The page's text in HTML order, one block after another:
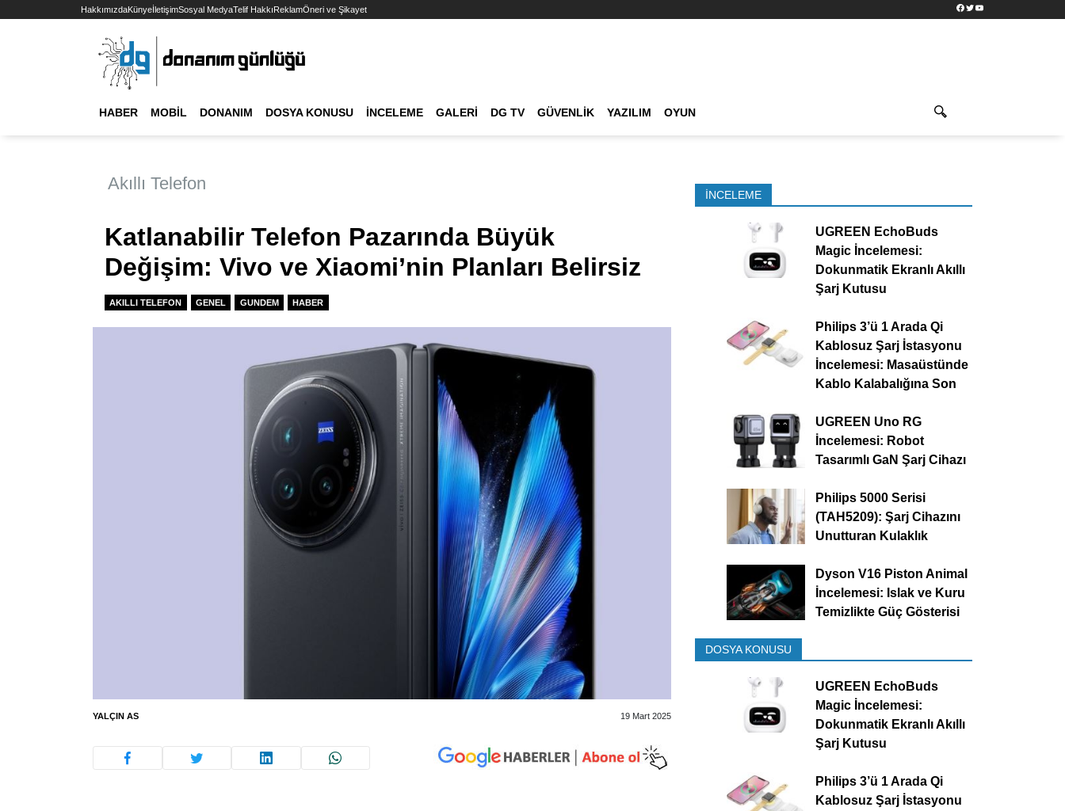
HakkımızdaKünyeİletişimSosyal MedyaTelif HakkıReklamÖneri ve Şikayet Facebook
TwitterYouTube
HABER MOBIL DONANIM DOSYA KONUSU İNCELEME GALERI DG TV GÜVENLIK YAZILIM OYUN
Akıllı Telefon
Katlanabilir Telefon Pazarında Büyük
Değişim: Vivo ve Xiaomi’nin Planları Belirsiz
AKILLI TELEFON GENEL GUNDEM HABER
YALÇIN AS 19 Mart 2025
İNCELEME
UGREEN EchoBuds
Magic İncelemesi:
Dokunmatik Ekranlı Akıllı
Şarj Kutusu
Philips 3’ü 1 Arada Qi
Kablosuz Şarj İstasyonu
İncelemesi: Masaüstünde
Kablo Kalabalığına Son
UGREEN Uno RG
İncelemesi: Robot
Tasarımlı GaN Şarj Cihazı
Philips 5000 Serisi
(TAH5209): Şarj Cihazını
Unutturan Kulaklık
Dyson V16 Piston Animal
İncelemesi: Islak ve Kuru
Temizlikte Güç Gösterisi
DOSYA KONUSU
UGREEN EchoBuds
Magic İncelemesi:
Dokunmatik Ekranlı Akıllı
Şarj Kutusu
Philips 3’ü 1 Arada Qi
Kablosuz Şarj İstasyonu